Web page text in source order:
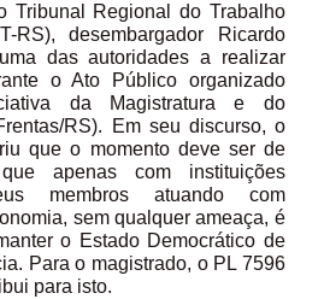
Tribunal Regional do Trabalho
RS), desembargador Ricardo
das autoridades a realizar
o Ato Público organizado
da Magistratura e do
RS). Em seu discurso, o
que o momento deve ser de
apenas com instituições
membros atuando com
sem qualquer ameaça, é
o Estado Democrático de
Para o magistrado, o PL 7596
para isto.